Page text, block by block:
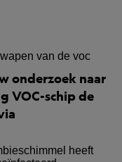
onderzoek naar
VOC-schip de